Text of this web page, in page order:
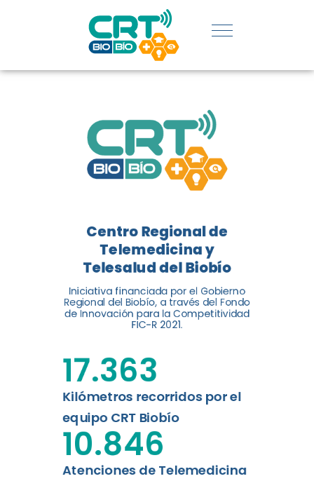
UDEC EN
CATEGORÍA
INNOVACIÓN
SOCIAL
Telemedicina y Telesalud del
Biobío (CRT Biobío) fue
reconocido reconocido en los
Premios de Vinculación con el
Medio 2024...
Leer más
Centro Regional de
Telemedicina y
Telesalud del Biobío
Iniciativa financiada por el Gobierno
Regional del Biobío, a través del Fondo
de Innovación para la Competitividad
FIC-R 2021.
Kilómetros recorridos por el
equipo CRT Biobío
17.363
Atenciones de Telemedicina
10.846